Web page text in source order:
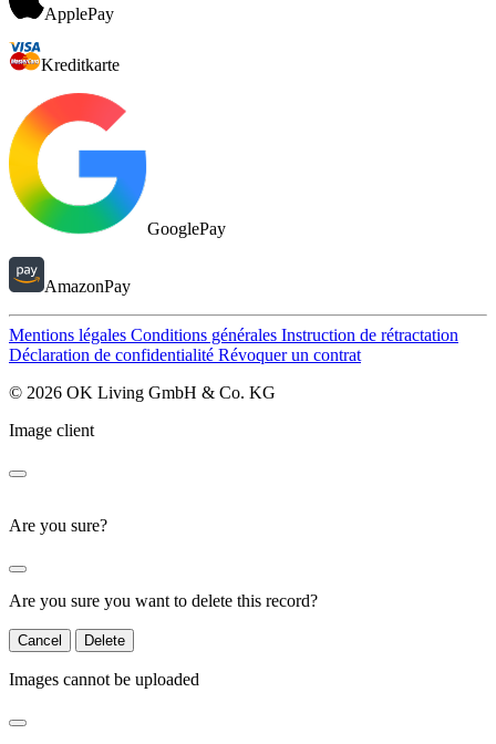
ApplePay
Kreditkarte
GooglePay
AmazonPay
Mentions légales Conditions générales Instruction de rétractation
Déclaration de confidentialité Révoquer un contrat
© 2026 OK Living GmbH & Co. KG
Image client
Are you sure?
Are you sure you want to delete this record?
Cancel Delete
Images cannot be uploaded